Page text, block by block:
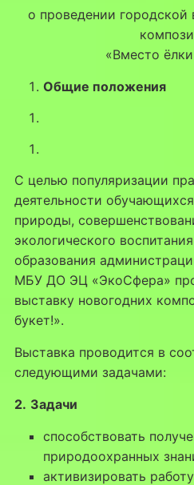
букет!
о проведении городской
«Вместо
Общие положения
С целью популяризации
деятельности
природы,
экологического
образования
МБУ ДО ЭЦ «ЭкоСфера»
выставку новогодних
букет!».
Выставка проводится в
следующими задачами:
2. Задачи
способствовать
природоохранных
активизировать